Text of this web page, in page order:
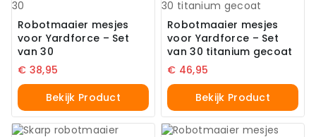
Robotmaaier mesjes
voor Yardforce – Set
van 30
€ 38,95
Bekijk Product
Robotmaaier mesjes
voor Yardforce – Set
van 30 titanium gecoat
€ 46,95
Bekijk Product